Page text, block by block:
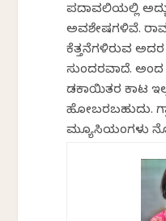
ಪದಾವಲಿಯಲ್ಲಿ
ಅವಶೇಷಗಳಿವೆ.
ಕೆತ್ತನೆಗಳಿರುವ ಅದರ
ಸುಂದರವಾಗಿದೆ.
ಡಕಾಯಿತರ ಕಾಟ
ಹೋಗಿಬರಬಹುದು.
ಮ್ಯೂಸಿಯಂಗಳು